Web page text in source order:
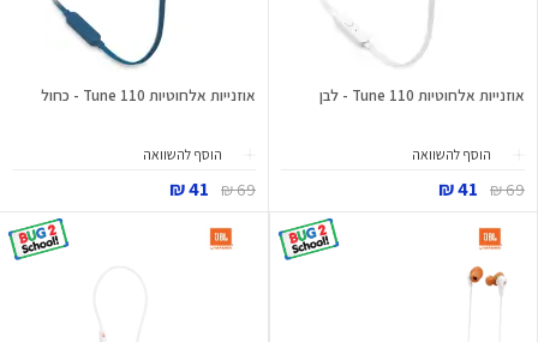
אוזנייות אלחוטיות Tune 110 - לבן
הוסף להשוואה
69 ₪
41 ₪
אוזנייות אלחוטיות Tune 110 - כחול
הוסף להשוואה
69 ₪
41 ₪